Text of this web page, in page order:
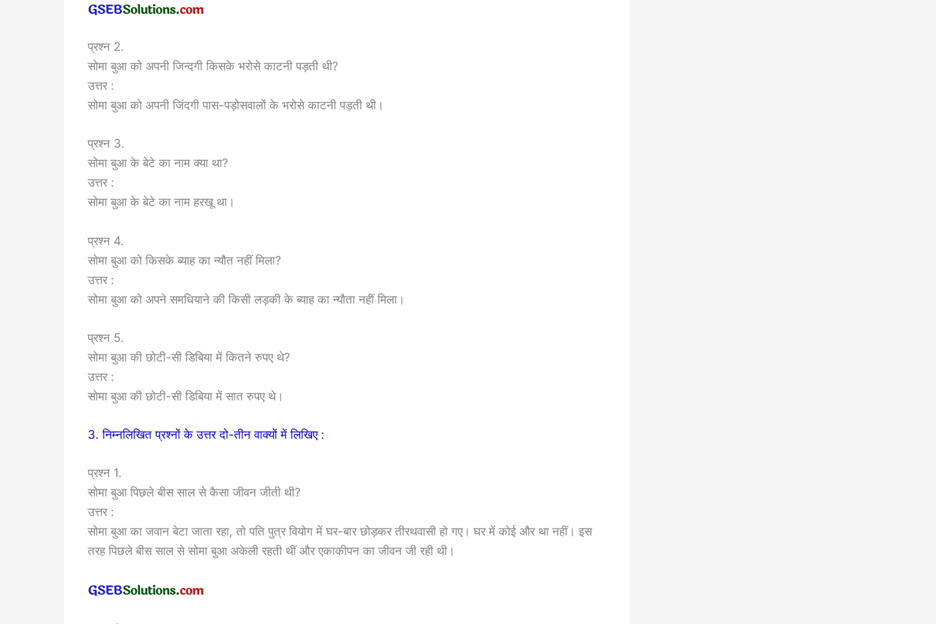
प्रश्न 2.
सोमा बुआ को अपनी जिन्दगी किसके भरोसे काटनी पड़ती थी?
उत्तर :
सोमा बुआ को अपनी जिंदगी पास-पड़ोसवालों के भरोसे काटनी पड़ती थी।
प्रश्न 3.
सोमा बुआ के बेटे का नाम क्या था?
उत्तर :
सोमा बुआ के बेटे का नाम हरखू था।
प्रश्न 4.
सोमा बुआ को किसके ब्याह का न्यौत नहीं मिला?
उत्तर :
सोमा बुआ को अपने समधियाने की किसी लड़की के ब्याह का न्यौता नहीं मिला।
प्रश्न 5.
सोमा बुआ की छोटी-सी डिबिया में कितने रुपए थे?
उत्तर :
सोमा बुआ की छोटी-सी डिबिया में सात रुपए थे।
3. निम्नलिखित प्रश्नों के उत्तर दो-तीन वाक्यों में लिखिए :
प्रश्न 1.
सोमा बुआ पिछले बीस साल से कैसा जीवन जीती थी?
उत्तर :
सोमा बुआ का जवान बेटा जाता रहा, तो पति पुत्र वियोग में घर-बार छोड़कर तीरथवासी हो गए। घर में कोई और था नहीं। इस
तरह पिछले बीस साल से सोमा बुआ अकेली रहती थीं और एकाकीपन का जीवन जी रही थी।